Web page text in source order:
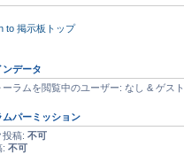
to 掲示板トップ
ンデータ
ーラムを閲覧中のユーザー: なし & ゲス
ムパーミッション
投稿: 不可
: 不可